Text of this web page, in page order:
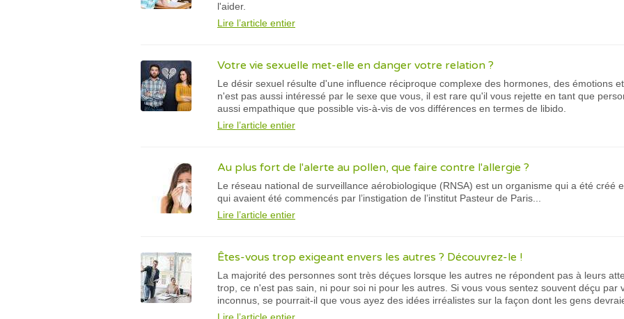
l'aider.
Lire l’article entier
Votre vie sexuelle met-elle en danger votre relation ?
Le désir sexuel résulte d'une influence réciproque complexe des hormones, des émotions
n'est pas aussi intéressé par le sexe que vous, il est rare qu'il vous rejette en tant que
aussi empathique que possible vis-à-vis de vos différences en termes de libido.
Lire l’article entier
Au plus fort de l'alerte au pollen, que faire contre l'allergie ?
Le réseau national de surveillance aérobiologique (RNSA) est un organisme qui a été créé
qui avaient été commencés par l’instigation de l’institut Pasteur de Paris...
Lire l’article entier
Êtes-vous trop exigeant envers les autres ? Découvrez-le !
La majorité des personnes sont très déçues lorsque les autres ne répondent pas à leurs
trop, ce n'est pas sain, ni pour soi ni pour les autres. Si vous vous sentez souvent déçu par
inconnus, se pourrait-il que vous ayez des idées irréalistes sur la façon dont les gens